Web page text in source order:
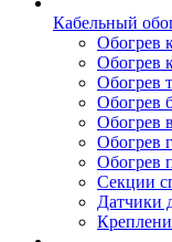
Кабельный
Обогрев
Обогрев
Обогрев
Обогрев
Обогрев
Обогрев
Обогрев
Секции
Датчики